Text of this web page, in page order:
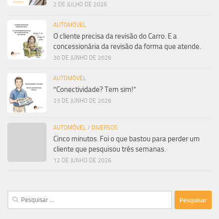
2 DE JULHO DE 2026
AUTOMÓVEL
O cliente precisa da revisão do Carro. E a
concessionária da revisão da forma que atende.
30 DE JUNHO DE 2026
AUTOMÓVEL
“Conectividade? Tem sim!”
23 DE JUNHO DE 2026
AUTOMÓVEL / DIVERSOS
Cinco minutos. Foi o que bastou para perder um
cliente que pesquisou três semanas.
12 DE JUNHO DE 2026
Pesquisar
por: